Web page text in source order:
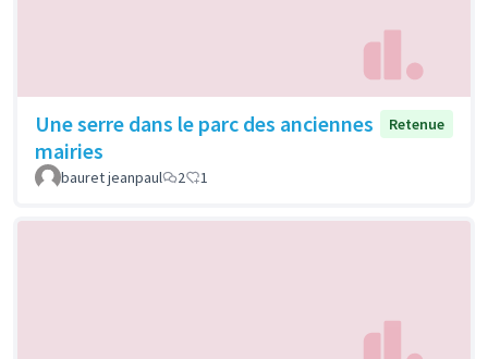
Une serre dans le parc des anciennes
mairies
Retenue
bauret jeanpaul 2 1